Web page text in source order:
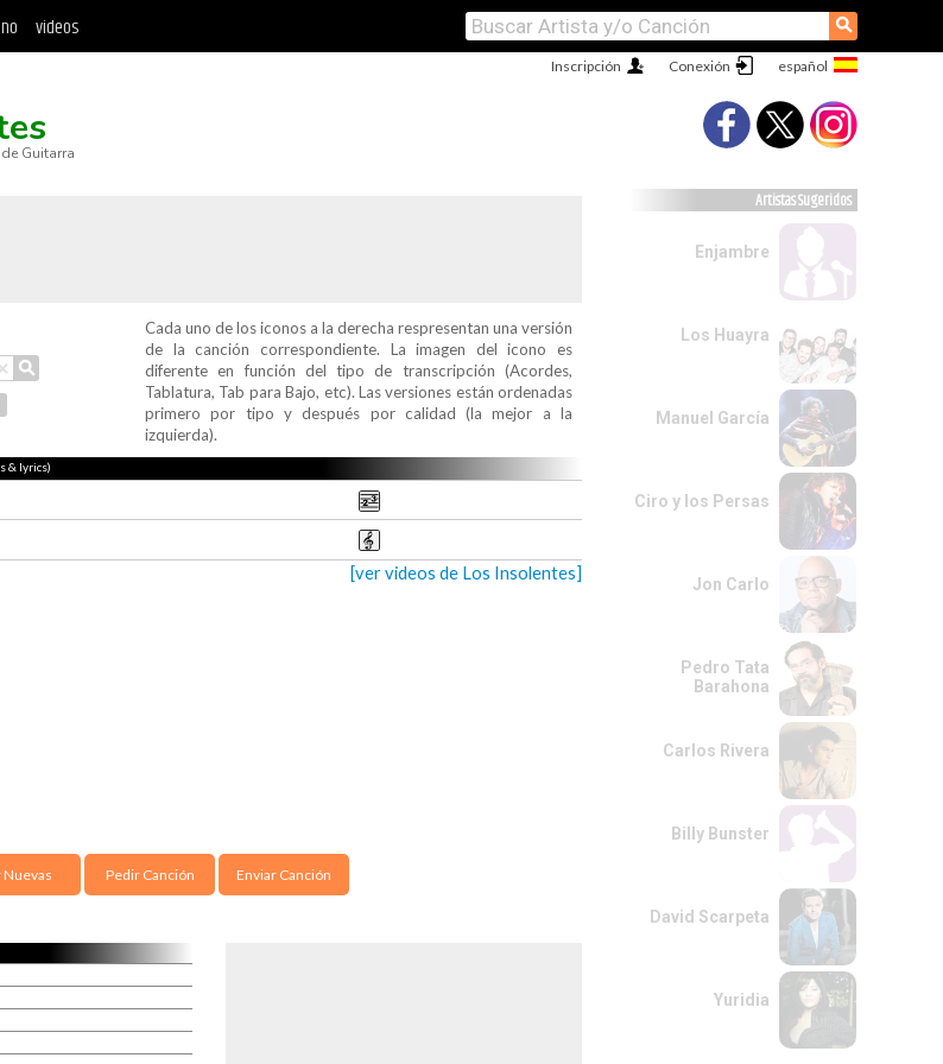
videos ⚲
Conexión
Inscripción
Guitarra
⚲
Cada uno de los iconos a la derecha respresentan una versión
de la canción correspondiente. La imagen del icono es
diferente en función del tipo de transcripción (Acordes,
Tablatura, Tab para Bajo, etc). Las versiones están ordenadas
primero por tipo y después por calidad (la mejor a la
izquierda).
& lyrics)
[ver videos de Los Insolentes]
Nuevas Pedir Canción Enviar Canción
Artistas Sugeridos
Enjambre
Los Huayra
Manuel García
Ciro y los Persas
Jon Carlo
Pedro Tata
Barahona
Carlos Rivera
Billy Bunster
David Scarpeta
Yuridia